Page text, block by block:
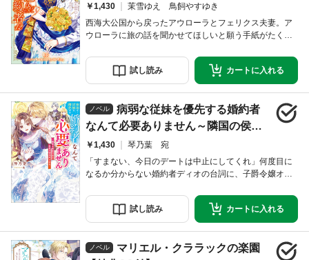
￥1,430
茉雪ゆえ 鳥飼やすゆき
西海大公国から戻ったアウローラとフェリクス夫妻。ア
ウローラに旅の話を聞かせてほしいと願う手紙がたくさ
が書かれていた。なんと、義父が怪我をして戻れないた
め、王都での社交を任せるというのだ！ 社交下手なふ
たりだけで乗り越えられるかも不安だというのに、留学
しまって――!? 大人気シリーズ、完全書き下ろし第
試し読み カートに入れる
ノベル
病弱な従妹を優先する婚約者
なんて必要ありません～隣国の侯爵
令息の溺愛が想定外すぎる～【特典S
S付】
￥1,430
琴乃葉 宛
「すまない、今日のデートは中止にしてくれ」何度目に
なるか分からない婚約者ディオの台詞に、子爵令嬢オフ
は、それを悪いことだと思わずに繰り返していたのだ。
そんな状況にうんざりしていた彼女は、ディオに引導を
渡し、新しい婚約者レイモンドと縁を結ぶことに！ 図
ったのだけれど……。レイモンドはオフィーリアが恥ず
試し読み カートに入れる
ノベル
マリエル・クララックの楽園